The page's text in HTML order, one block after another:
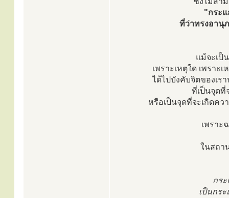
"กระ
ที่ว่าทรงอานุ
แม้จะเป็
เพราะเหตุใด เพรา
ได้ไปบังคับจิตของเร
ที่เป็นจุดที่
หรือเป็นจุดที่จะเกิดคว
เพราะ
ในสถา
กร
เป็นกร